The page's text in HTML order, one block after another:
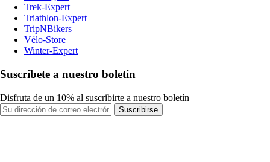
Trek-Expert
Triathlon-Expert
TripNBikers
Vélo-Store
Winter-Expert
Suscríbete a nuestro boletín
Disfruta de un 10% al suscribirte a nuestro boletín
Suscribirse